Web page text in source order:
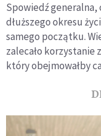
Spowiedź generalna,
dłuższego okresu
samego początku.
zalecało
który obejmowałby